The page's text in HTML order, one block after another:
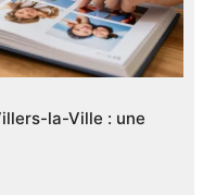
la-Ville : une